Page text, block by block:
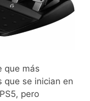
que más
que se inician en
pero